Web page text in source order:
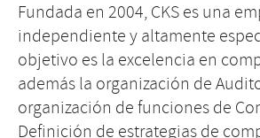
Fundada en 2004, CKS es una
independiente y altamente
objetivo es la excelencia en
además la organización de
organización de funciones de
Definición de estrategias de